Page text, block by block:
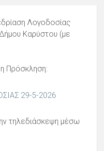
Λογοδοσίας
Καρύστου (με
Πρόσκληση:
29-5-2026
τηλεδιάσκεψη μέσω